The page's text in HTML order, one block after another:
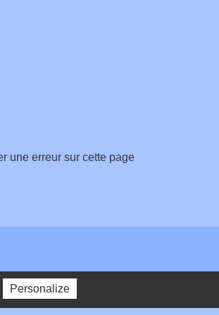
une erreur sur cette page
Personalize